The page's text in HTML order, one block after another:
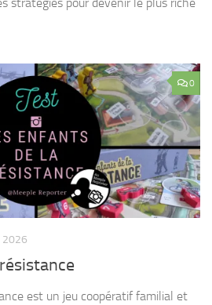
0
2026
est un jeu coopératif familial et